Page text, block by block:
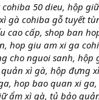
50 dieu, hộp
gà cohiba gỗ tuyết
cao cấp, shop ban
hop giu am xi ga
cho nguoi sanh,
xì gà, hộp đựng
hop bao quan xi
ẩm xì gà, tủ bảo